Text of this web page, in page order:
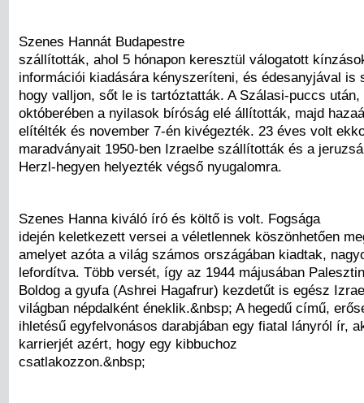
Szenes Hannát Budapestre
szállították, ahol 5 hónapon keresztül válogatott
információi kiadására kényszeríteni, és édesanyjával is
hogy valljon, sőt le is tartóztatták. A Szálasi-puccs után,
októberében a nyilasok bíróság elé állították, majd
elítélték és november 7-én kivégezték. 23 éves volt
maradványait 1950-ben Izraelbe szállították és a
Herzl-hegyen helyezték végső nyugalomra.
Szenes Hanna kiváló író és költő is volt. Fogsága
idején keletkezett versei a véletlennek köszönhetően
amelyet azóta a világ számos országában kiadtak,
lefordítva. Több versét, így az 1944 májusában
Boldog a gyufa (Ashrei Hagafrur) kezdetűt is egész
világban népdalként éneklik.&nbsp; A hegedű című,
ihletésű egyfelvonásos darabjában egy fiatal lányról ír,
karrierjét azért, hogy egy kibbuchoz
csatlakozzon.&nbsp;